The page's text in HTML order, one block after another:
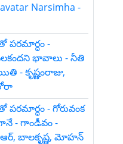
Narsimha -
Film
పరమార్ధం -
భావాలు - నీతి
- కృష్ణంరాజు,
- గోరువంక
- గాండీవం -
బాలకృష్ణ, మోహన్